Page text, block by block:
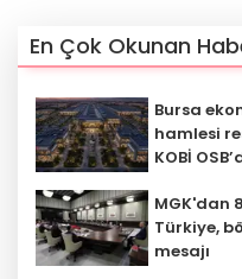
En Çok Okunan
Bursa
hamlesi
KOBİ
MGK'dan
Türkiye,
mesajı